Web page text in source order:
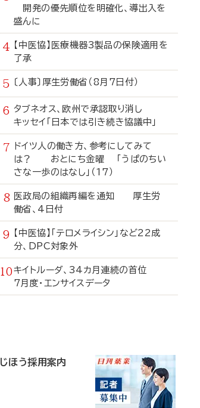
開発の優先順位を明確化、導出入を
盛んに
【中医協】医療機器3製品の保険適用を
了承
〔人事〕厚生労働省（8月7日付）
タブネオス、欧州で承認取り消し
キッセイ「日本では引き続き協議中」
ドイツ人の働き方、参考にしてみて
は？ おとにち金曜 「うぱのちい
さな一歩のはなし」（17）
医政局の組織再編を通知 厚生労
働省、4日付
【中医協】「テロメライシン」など22成
分、DPC対象外
キイトルーダ、34カ月連続の首位
7月度・エンサイスデータ
じほう採用案内